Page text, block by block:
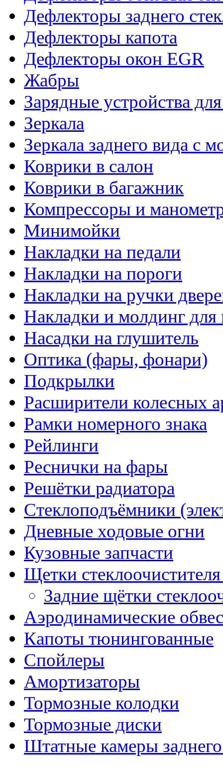
Дефлекторы заднего
Дефлекторы капота
Дефлекторы окон EGR
Жабры
Зарядные устройства
Зеркала
Зеркала заднего вида с
Коврики в салон
Коврики в багажник
Компрессоры и
Минимойки
Накладки на педали
Накладки на пороги
Накладки на ручки
Накладки и молдинг для
Насадки на глушитель
Оптика (фары, фонари)
Подкрылки
Расширители колесных
Рамки номерного знака
Рейлинги
Реснички на фары
Решётки радиатора
Стеклоподъёмники
Дневные ходовые огни
Кузовные запчасти
Щетки
Задние щётки
Аэродинамические
Капоты тюнингованные
Спойлеры
Амортизаторы
Тормозные колодки
Тормозные диски
Штатные камеры